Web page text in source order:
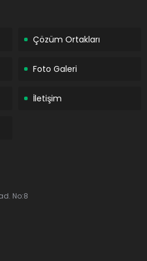
Çözüm Ortakları
Foto Galeri
İletişim
No:8